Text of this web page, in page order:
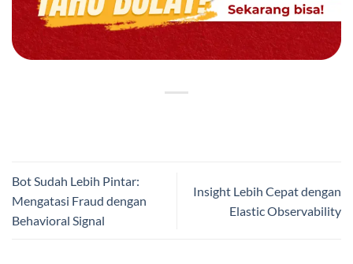
Bot Sudah Lebih Pintar:
Mengatasi Fraud dengan
Behavioral Signal
Insight Lebih Cepat dengan
Elastic Observability